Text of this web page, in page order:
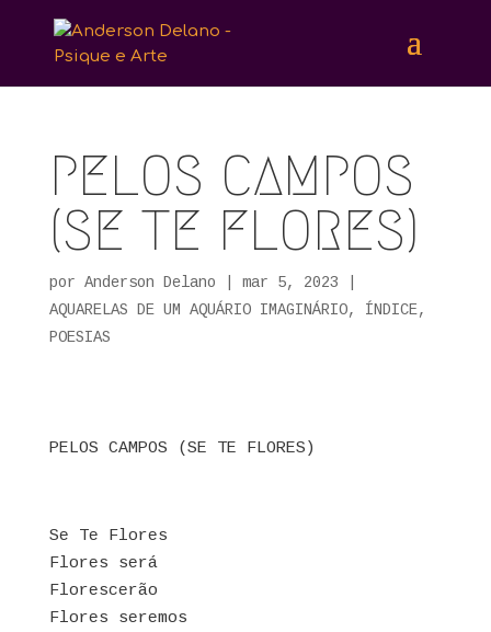
PELOS CAMPOS
(SE TE FLORES)
por Anderson Delano mar 5, 2023
AQUARELAS DE UM AQUÁRIO IMAGINÁRIO, ÍNDICE,
POESIAS
PELOS CAMPOS (SE TE FLORES)
Se Te Flores
Flores será
Florescerão
Flores seremos